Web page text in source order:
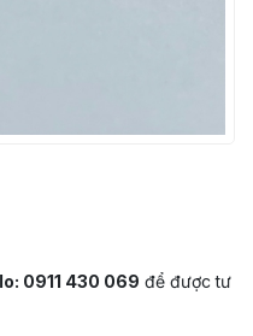
0911 430 069 để được tư